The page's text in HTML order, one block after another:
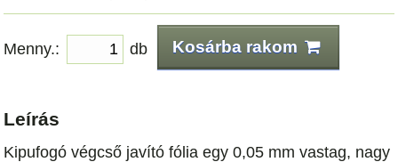
Menny.: db Kosárba rakom
Leírás
Kipufogó végcső javító fólia egy 0,05 mm vastag, nagy